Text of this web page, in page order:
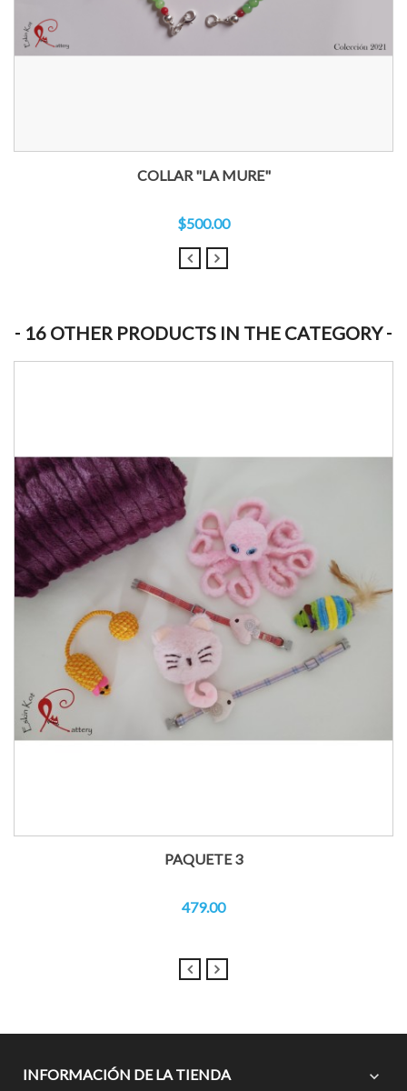
COLLAR "LA MURE"
$500.00
16 OTHER PRODUCTS IN THE CATEGORY
PAQUETE 3
479.00
INFORMACIÓN DE LA TIENDA expand_more